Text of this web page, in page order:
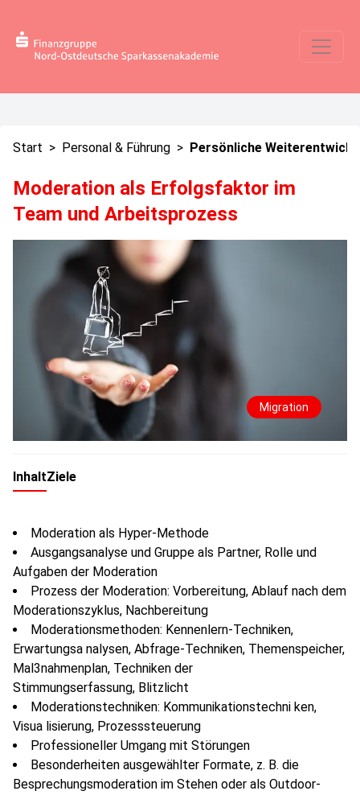
Start > Personal & Führung > Persönliche
Moderation als Erfolgsfaktor im
Team und Arbeitsprozess
Migration
InhaltZiele
Moderation als Hyper-Methode
Ausgangsanalyse und Gruppe als Partner, Rolle und
Aufgaben der Moderation
Prozess der Moderation: Vorbereitung, Ablauf nach dem
Moderationszyklus, Nachbereitung
Moderationsmethoden: Kennenlern-Techniken,
Erwartungsa nalysen, Abfrage-Techniken, Themenspeicher,
Mal3nahmenplan, Techniken der
Stimmungserfassung, Blitzlicht
Moderationstechniken: Kommunikationstechni ken,
Visua lisierung, Prozesssteuerung
Professioneller Umgang mit Störungen
Besonderheiten ausgewählter Formate, z. B. die
Besprechungsmoderation im Stehen oder als Outdoor-